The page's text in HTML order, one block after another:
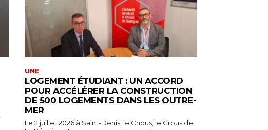
UNE
LOGEMENT ÉTUDIANT : UN ACCORD
POUR ACCÉLÉRER LA CONSTRUCTION
DE 500 LOGEMENTS DANS LES OUTRE-
MER
Le 2 juillet 2026 à Saint-Denis, le Cnous, le Crous de